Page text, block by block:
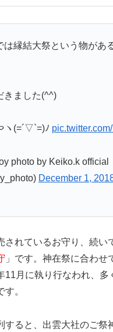
は縁結大祭という物があ
きました(^^)
ヽ(=´▽`=)ﾉ
photo by Keiko.k official
December 1,
されているお守り、続い
」です。神在祭に合わせ
11月に執り行なわれ、多
。
すると、出雲大社のご祭